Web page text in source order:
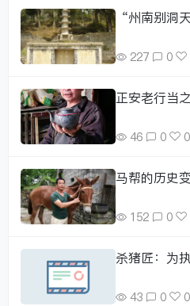
“州南别洞
227 0
正安老行当
46 0 0
马帮的历史
152 0
杀猪匠：为
43 0 0